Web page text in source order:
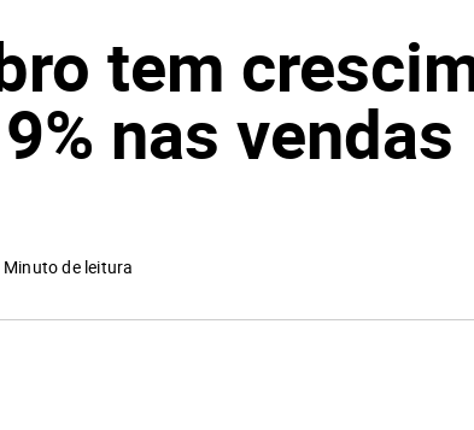
tem
nas vendas
Minuto de leitura